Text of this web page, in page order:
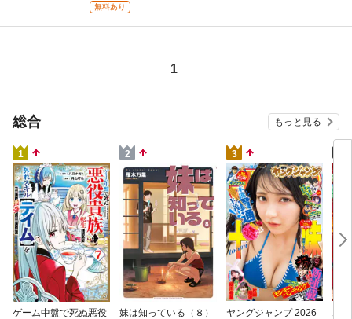
まい 遠山えま 追本 マチバリ 高瀬カロ
無料あり
1
総合 もっと見る
1
ゲーム中盤で死ぬ悪役
2
妹は知っている（８）
3
ヤングジャンプ 2026